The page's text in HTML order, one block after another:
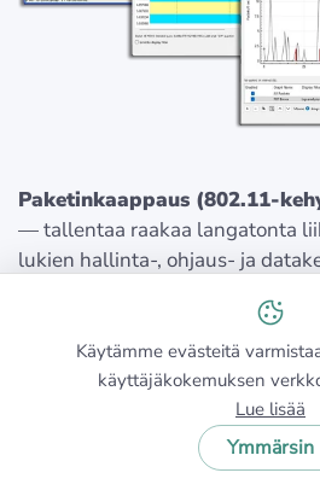
Paketinkaappaus (802.11-
— tallentaa raakaa langatonta
lukien hallinta-, ohjaus- ja
Syvä protokollatarkastus
—
kerroksilla (TCP, UDP, ARP,
näkemään tarkasti, missä
Käytämme evästeitä
käyttäjäkokemuksen
Lue lisää
Ymmärsin